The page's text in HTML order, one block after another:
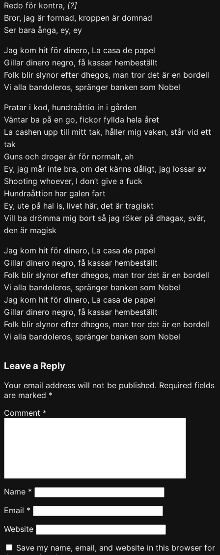
Redo för kontra, [?]
Bror, jag är formad, kroppen är domnad
Ser bara ånga, ey, ey
Jag kom hit för dinero, La casa de papel
Gillar dinero negro, få kassar hembeställt
Folk blir slynor efter dhegos, man tror det är en bordell
Vi alla bandoleros, spränger banken som Nobel
Pratar i kod, hundraåttio in i gården
Väntar ba på en go, fickor fyllda hela året
La cashen upp till mitt tak, håller mig vaken, står vid ett
tak
Guns och droger är för normalt, ah
Ey, jag mår inte bra, om det känns dåligt, jag lossar av
Shooting whoever, I don’t give a fuck
Hundraåttion har galen fart
Ey, ute på hal is, livet här, det är tragiskt
Vill ba drömma mig bort så jag röker på dhagax, svär,
den är magisk
Jag kom hit för dinero, La casa de papel
Gillar dinero negro, få kassar hembeställt
Folk blir slynor efter dhegos, man tror det är en bordell
Vi alla bandoleros, spränger banken som Nobel
Jag kom hit för dinero, La casa de papel
Gillar dinero negro, få kassar hembeställt
Folk blir slynor efter dhegos, man tror det är en bordell
Vi alla bandoleros, spränger banken som Nobel
Leave a Reply
Your email address will not be published. Required fields
are marked *
Comment *
Name *
Email *
Website
Save my name, email, and website in this browser for